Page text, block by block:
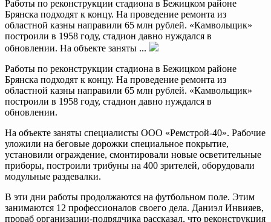
Работы по реконструкции стадиона в Бежицком районе
Брянска подходят к концу. На проведение ремонта из
областной казны направили 65 млн рублей. «Камвольщик»
построили в 1958 году, стадион давно нуждался в
обновлении. На объекте заняты ...
Работы по реконструкции стадиона в Бежицком районе
Брянска подходят к концу. На проведение ремонта из
областной казны направили 65 млн рублей. «Камвольщик»
построили в 1958 году, стадион давно нуждался в
обновлении.
На объекте заняты специалисты ООО «Ремстрой-40». Рабочие
уложили на беговые дорожки специальное покрытие,
установили ограждение, смонтировали новые осветительные
приборы, построили трибуны на 400 зрителей, оборудовали
модульные раздевалки.
В эти дни работы продолжаются на футбольном поле. Этим
занимаются 12 профессионалов своего дела. Даниэл Инвияев,
прораб организации-подрядчика рассказал, что реконструкция